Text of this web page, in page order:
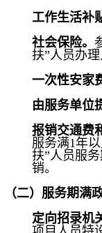
工作生活补
社会保险。
扶”人员办理
一次性安家
由服务单位
报销交通费
服务满1年
扶”人员服
销。
（二）服务期满
定向招录机